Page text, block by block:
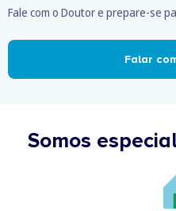
Fale com o Doutor e prepare-se
Falar
Somos